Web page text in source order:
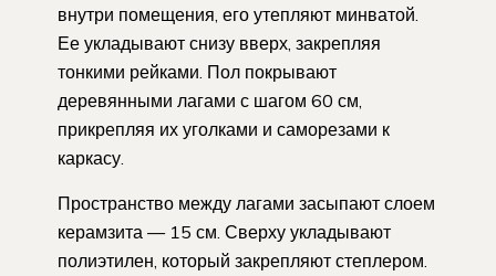
внутри помещения, его утепляют минватой.
Ее укладывают снизу вверх, закрепляя
тонкими рейками. Пол покрывают
деревянными лагами с шагом 60 см,
прикрепляя их уголками и саморезами к
каркасу.
Пространство между лагами засыпают слоем
керамзита — 15 см. Сверху укладывают
полиэтилен, который закрепляют степлером.